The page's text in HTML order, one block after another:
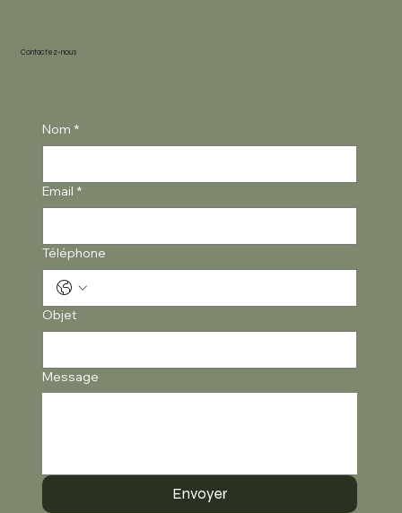
Nom *
Email *
Téléphone
Objet
Message
Envoyer
Contactez-nous